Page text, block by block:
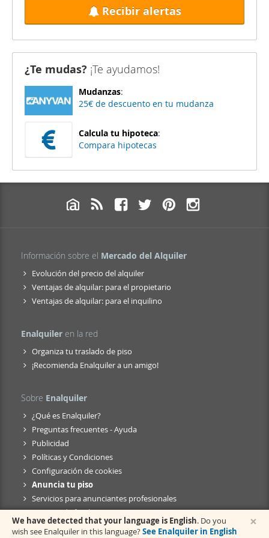
Recibir alertas
¿Te mudas? ¡Te ayudamos!
Mudanzas:
25€ de descuento en tu mudanza
Calcula tu hipoteca:
Compara hipotecas
Información sobre el Mercado del Alquiler
Evolución del precio del alquiler
Ventajas de alquilar: para el propietario
Ventajas de alquilar: para el inquilino
Enalquiler en la red
Organiza tu traslado de piso
¡Recomienda Enalquiler a un amigo!
Sobre Enalquiler
¿Qué es Enalquiler?
Preguntas frecuentes - Ayuda
Publicidad
Políticas y Condiciones
Configuración de cookies
Anuncia tu piso
Servicios para anunciantes profesionales
Anuncio de fusión
×
We have detected that your language is English. Do you
wish see Enalquiler in this language?See Enalquiler in English